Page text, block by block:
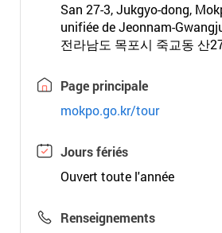
San 27-3, Jukgyo-dong,
unifiée de Jeonnam-
전라남도 목포시 죽교동 산
Page principale
mokpo.go.kr/tour
Jours fériés
Ouvert toute l'année
Renseignements